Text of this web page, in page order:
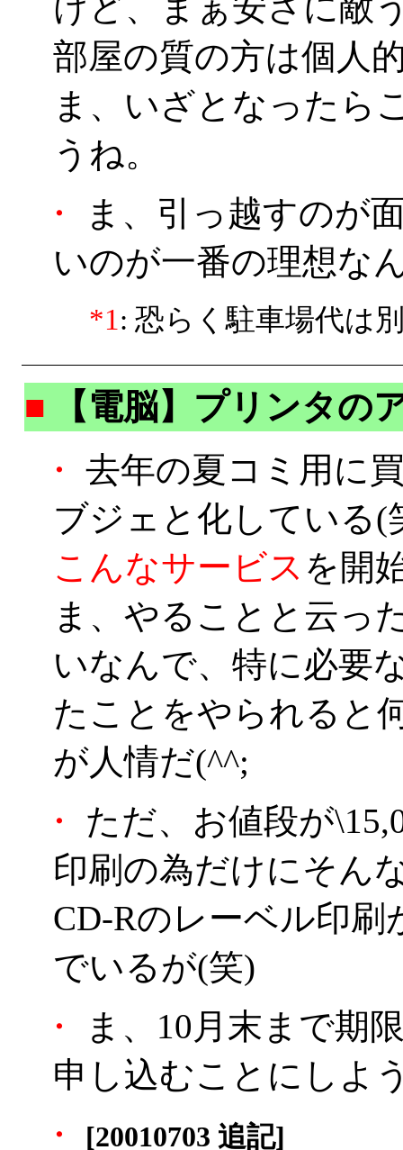
部屋の質の方は個人
ま、いざとなったら
うね。
・
ま、引っ越すのが
いのが一番の理想な
*1: 恐らく駐車場代は
■
【電脳】プリンタの
・
去年の夏コミ用に
ブジェと化している
こんなサービス を開
ま、やることと云っ
いなんで、特に必要
たことをやられると
が人情だ(^^;
・
ただ、お値段が
印刷の為だけにそん
CD-Rのレーベル印
でいるが(笑)
・
ま、10月末まで期
申し込むことにしよ
・
[20010703 追記]